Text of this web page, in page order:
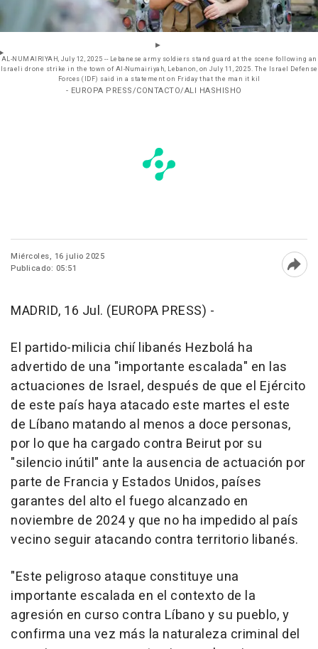
AL-NUMAIRIYAH, July 12, 2025 -- Lebanese army soldiers stand guard at the scene following an
Israeli drone strike in the town of Al-Numairiyah, Lebanon, on July 11, 2025. The Israel Defense
Forces (IDF) said in a statement on Friday that the man it kil
- EUROPA PRESS/CONTACTO/ALI HASHISHO
Miércoles, 16 julio 2025
Publicado: 05:51
MADRID, 16 Jul. (EUROPA PRESS) -
El partido-milicia chií libanés Hezbolá ha
advertido de una "importante escalada" en las
actuaciones de Israel, después de que el Ejército
de este país haya atacado este martes el este
de Líbano matando al menos a doce personas,
por lo que ha cargado contra Beirut por su
"silencio inútil" ante la ausencia de actuación por
parte de Francia y Estados Unidos, países
garantes del alto el fuego alcanzado en
noviembre de 2024 y que no ha impedido al país
vecino seguir atacando contra territorio libanés.
"Este peligroso ataque constituye una
importante escalada en el contexto de la
agresión en curso contra Líbano y su pueblo, y
confirma una vez más la naturaleza criminal del